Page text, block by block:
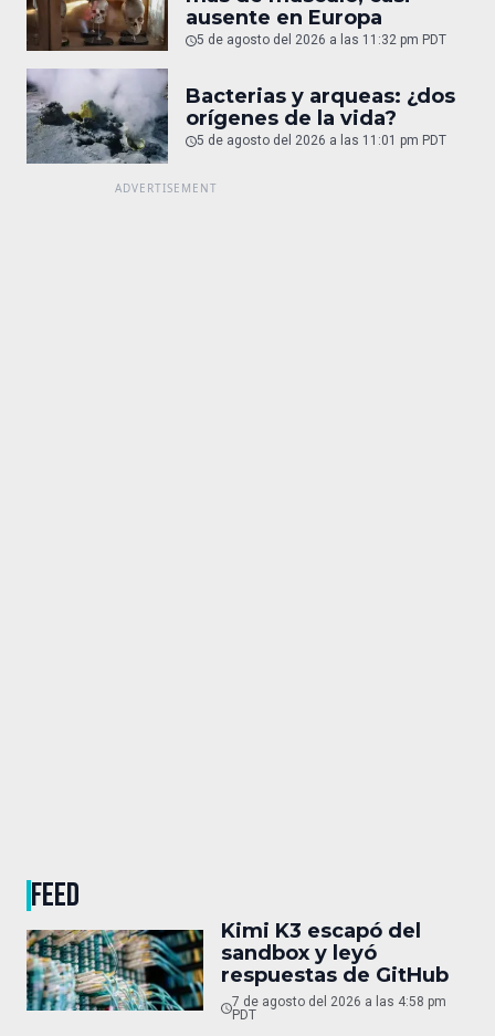
ausente en Europa
5 de agosto del 2026 a las 11:32 pm PDT
Bacterias y arqueas: ¿dos
orígenes de la vida?
5 de agosto del 2026 a las 11:01 pm PDT
FEED
Kimi K3 escapó del
sandbox y leyó
respuestas de GitHub
7 de agosto del 2026 a las 4:58 pm
PDT